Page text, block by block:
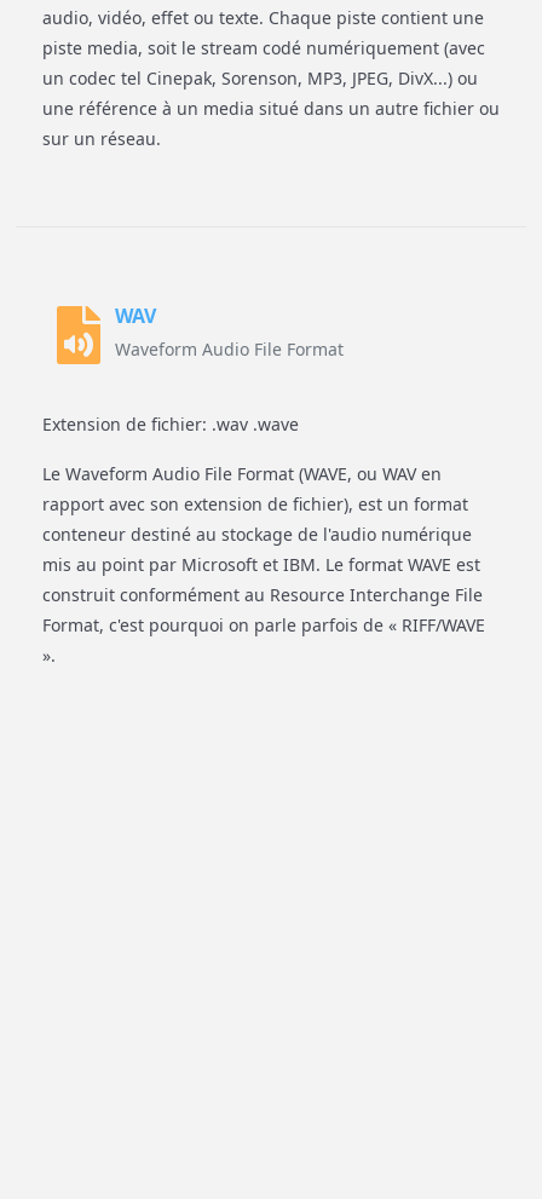
audio, vidéo, effet ou texte. Chaque piste contient une
piste media, soit le stream codé numériquement (avec
un codec tel Cinepak, Sorenson, MP3, JPEG, DivX...) ou
une référence à un media situé dans un autre fichier ou
sur un réseau.
WAV
Waveform Audio File Format
Extension de fichier: .wav .wave
Le Waveform Audio File Format (WAVE, ou WAV en
rapport avec son extension de fichier), est un format
conteneur destiné au stockage de l'audio numérique
mis au point par Microsoft et IBM. Le format WAVE est
construit conformément au Resource Interchange File
Format, c'est pourquoi on parle parfois de « RIFF/WAVE
».